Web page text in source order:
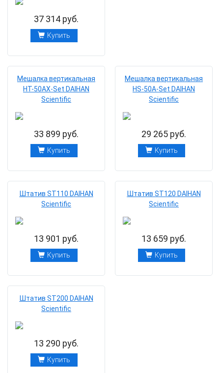
37 314 руб.
Купить
Мешалка вертикальная
HТ-50AХ-Set DAIHAN
Scientific
33 899 руб.
Купить
Мешалка вертикальная
HS-50A-Set DAIHAN
Scientific
29 265 руб.
Купить
Штатив ST110 DAIHAN
Scientific
13 901 руб.
Купить
Штатив ST120 DAIHAN
Scientific
13 659 руб.
Купить
Штатив ST200 DAIHAN
Scientific
13 290 руб.
Купить